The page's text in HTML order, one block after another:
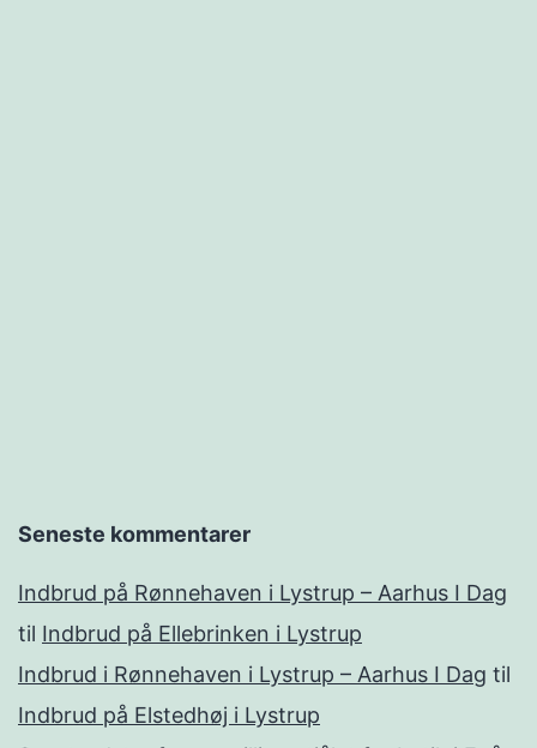
Seneste kommentarer
Indbrud på Rønnehaven i Lystrup – Aarhus I Dag
til Indbrud på Ellebrinken i Lystrup
Indbrud i Rønnehaven i Lystrup – Aarhus I Dag til
Indbrud på Elstedhøj i Lystrup